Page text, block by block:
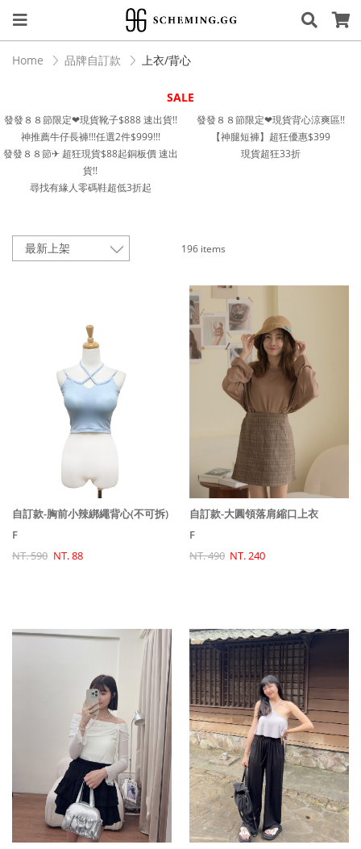
Home 品牌自訂款 上衣/背心
SALE
發發８８節限定❤︎現貨靴子$888 速出貨!!
發發８８節限定❤︎現貨背心涼爽區!!
神推薦牛仔長褲!!!任選2件$999!!!
【神腿短褲】超狂優惠$399
發發８８節✈︎ 超狂現貨$88起銅板價 速出
貨!!
現貨超狂33折
尋找有緣人零碼鞋超低3折起
196 items
自訂款-胸前小辣綁繩背心(不可拆)
F
NT. 590 NT. 88
自訂款-大圓領落肩縮口上衣
F
NT. 490 NT. 240